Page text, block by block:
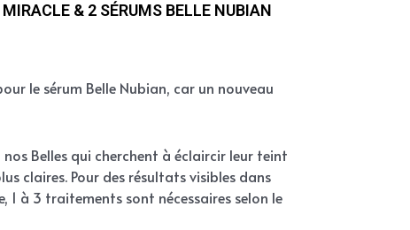
& 2 SÉRUMS BELLE NUBIAN
le sérum Belle Nubian, car un nouveau
Belles qui cherchent à éclaircir leur teint
claires. Pour des résultats visibles dans
1 à 3 traitements sont nécessaires selon le